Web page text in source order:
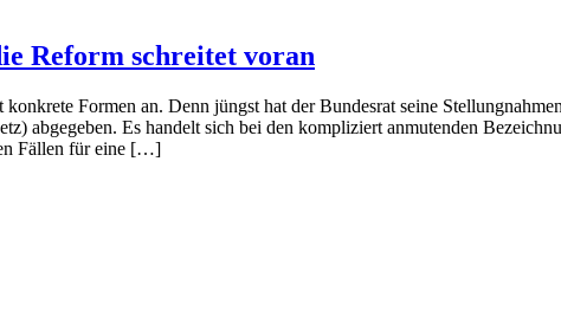
Reform schreitet voran
Formen an. Denn jüngst hat der Bundesrat seine
abgegeben. Es handelt sich bei den kompliziert anmutenden
Fällen für eine […]